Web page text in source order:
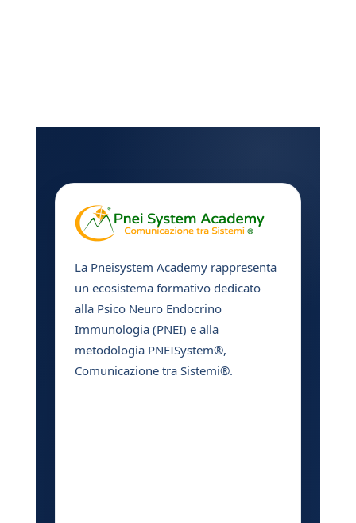
La Pneisystem Academy rappresenta
un ecosistema formativo dedicato
alla Psico Neuro Endocrino
Immunologia (PNEI) e alla
metodologia PNEISystem®,
Comunicazione tra Sistemi®.